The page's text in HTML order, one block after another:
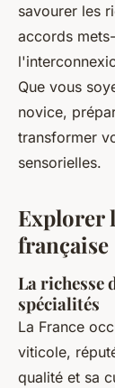
savourer les
accords
Que vous
novice,
transformer
sensorielles.
Explorer
française
La richesse
spécialités
La France
viticole,
qualité et sa